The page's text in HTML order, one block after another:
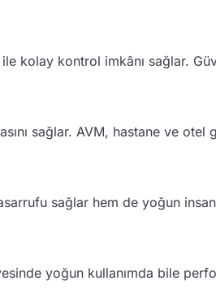
kolay kontrol imkânı sağlar.
sağlar. AVM, hastane ve otel
sağlar hem de yoğun
yoğun kullanımda bile